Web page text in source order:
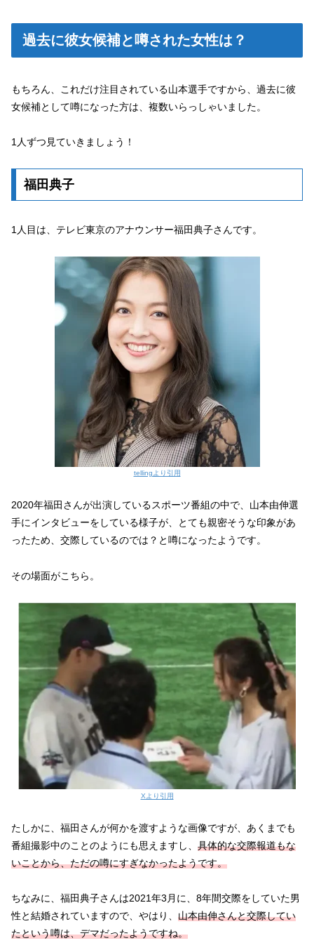
過去に彼女候補と噂された女性は？
もちろん、これだけ注目されている山本選手ですから、過去に彼
女候補として噂になった方は、複数いらっしゃいました。
1人ずつ見ていきましょう！
福田典子
1人目は、テレビ東京のアナウンサー福田典子さんです。
tellingより引用
2020年福田さんが出演しているスポーツ番組の中で、山本由伸選
手にインタビューをしている様子が、とても親密そうな印象があ
ったため、交際しているのでは？と噂になったようです。
その場面がこちら。
Xより引用
たしかに、福田さんが何かを渡すような画像ですが、あくまでも
番組撮影中のことのようにも思えますし、 具体的な交際報道もな
いことから、ただの噂にすぎなかったようです。
ちなみに、福田典子さんは2021年3月に、8年間交際をしていた男
性と結婚されていますので、やはり、 山本由伸さんと交際してい
たという噂は、デマだったようですね。